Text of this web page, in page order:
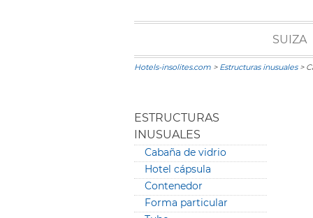
SUIZA
Hotels-insolites.com > Estructuras inusuales>
ESTRUCTURAS
INUSUALES
Cabaña de vidrio
Hotel cápsula
Contenedor
Forma particular